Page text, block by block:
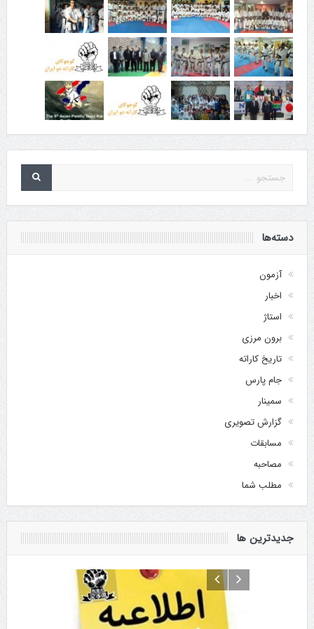
دسته‌ها
آزمون
اخبار
استاژ
برون مرزی
تاریخ کاراته
جام پارس
سمینار
گزارش تصویری
مسابقات
مصاحبه
مطلب شما
جدیدترین ها